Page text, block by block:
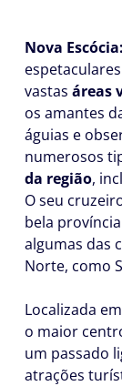
Nova Escócia:
vastas áreas
os amantes
águias e
numerosos
da região,
O seu
bela
algumas das
Norte, como
Localizada
o maior
um passado
atrações